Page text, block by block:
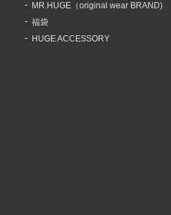
MR.HUGE（original wear BRAND)
福袋
HUGE ACCESSORY